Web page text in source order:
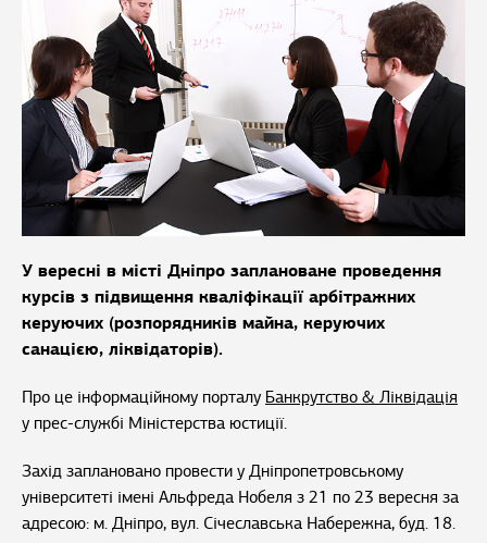
У вересні в місті Дніпро заплановане проведення
курсів з підвищення кваліфікації арбітражних
керуючих (розпорядників майна, керуючих
санацією, ліквідаторів).
Про це інформаційному порталу Банкрутство & Ліквідація
у прес-службі Міністерства юстиції.
Захід заплановано провести у Дніпропетровському
університеті імені Альфреда Нобеля з 21 по 23 вересня за
адресою: м. Дніпро, вул. Січеславська Набережна, буд. 18.